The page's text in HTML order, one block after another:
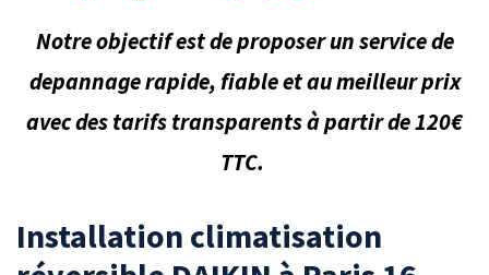
Notre objectif est de proposer un service de
depannage rapide, fiable et au meilleur prix
avec des tarifs transparents à partir de 120€
TTC.
Installation climatisation